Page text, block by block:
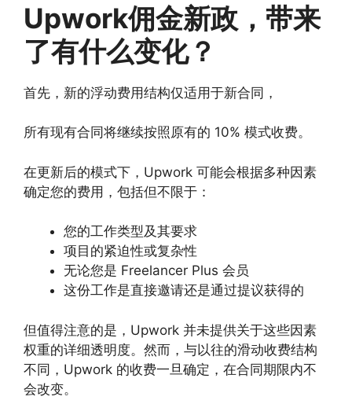
Upwork佣金新政，带来
了有什么变化？
首先，新的浮动费用结构仅适用于新合同，
所有现有合同将继续按照原有的 10% 模式收费。
在更新后的模式下，Upwork 可能会根据多种因素
确定您的费用，包括但不限于：
您的工作类型及其要求
项目的紧迫性或复杂性
无论您是 Freelancer Plus 会员
这份工作是直接邀请还是通过提议获得的
但值得注意的是，Upwork 并未提供关于这些因素
权重的详细透明度。然而，与以往的滑动收费结构
不同，Upwork 的收费一旦确定，在合同期限内不
会改变。